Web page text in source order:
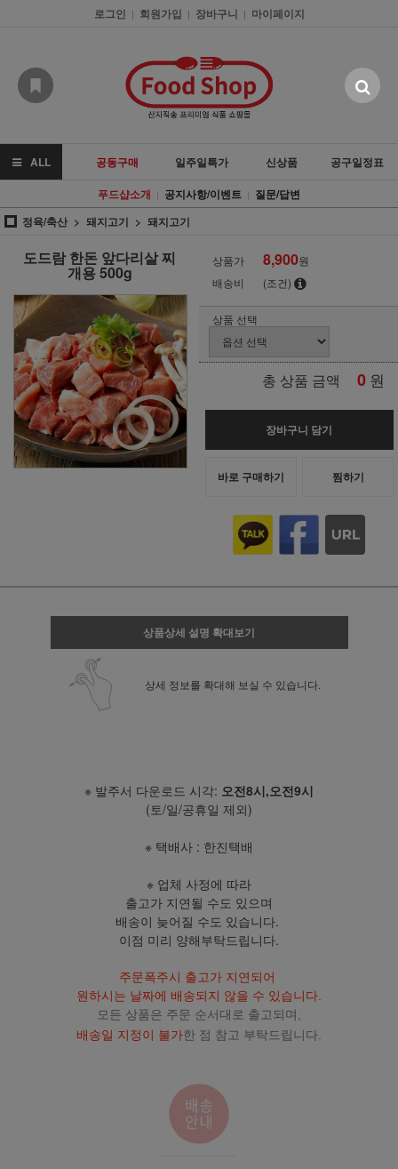
로그인 | 회원가입 | 장바구니 | 마이페이지
ALL 공동구매 일주일특가 신상품
공구일정표
푸드샵소개 | 공지사항/이벤트 | 질문/답변
정육/축산
돼지고기 돼지고기
도드람 한돈 앞다리살 찌
개용 500g
상품가 8,900원
배송비
(조건)
상품 선택
총 상품 금액 0 원
장바구니 담기
바로 구매하기 찜하기
상품상세 설명 확대보기
상세 정보를 확대해 보실 수 있습니다.
※ 발주서 다운로드 시각: 오전8시,오전9시
(토/일/공휴일 제외)
※ 택배사 : 한진택배
※ 업체 사정에 따라
출고가 지연될 수도 있으며
배송이 늦어질 수도 있습니다.
이점 미리 양해부탁드립니다.
주문폭주시 출고가 지연되어
원하시는 날짜에 배송되지 않을 수 있습니다.
모든 상품은 주문 순서대로 출고되며,
배송일 지정이 불가한 점 참고 부탁드립니다.